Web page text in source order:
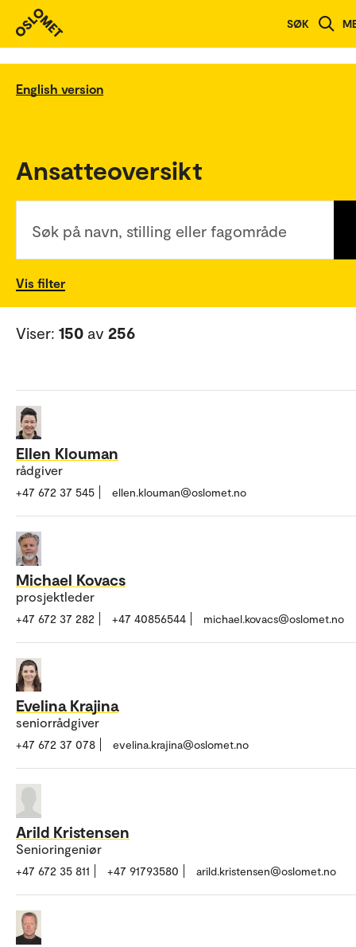
SØK
English version
Ansatteoversikt
Søk på navn, stilling eller fagområde
Vis filter
Viser: 150 av 256
Ellen Klouman
rådgiver
+47 672 37 545 ellen.klouman@oslomet.no
Michael Kovacs
prosjektleder
+47 672 37 282 +47 40856544 michael.kovacs@oslomet.no
Evelina Krajina
seniorrådgiver
+47 672 37 078 evelina.krajina@oslomet.no
Arild Kristensen
Senioringeniør
+47 672 35 811 +47 91793580 arild.kristensen@oslomet.no